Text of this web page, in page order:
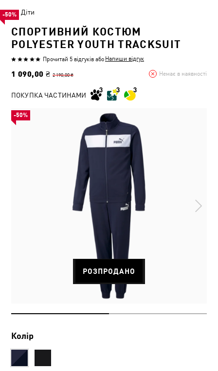
Діти
СПОРТИВНИЙ КОСТЮМ
POLYESTER YOUTH TRACKSUIT
Прочитай 5 відгуків або Напиши відгук
1 090,00 ₴ 2 190,00 ₴ Немає в наявності
-50%
ПОКУПКА ЧАСТИНАМИ
РОЗПРОДАНО
Колір
-50%